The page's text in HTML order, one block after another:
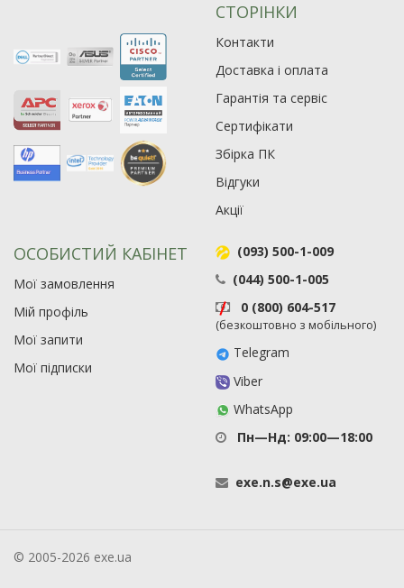
СТОРІНКИ
Контакти
Доставка і оплата
Гарантія та сервіс
Сертифікати
Збірка ПК
Відгуки
Акції
ОСОБИСТИЙ КАБІНЕТ
Мої замовлення
Мій профіль
Мої запити
Мої підписки
(093) 500-1-009
(044) 500-1-005
0 (800) 604-517
(безкоштовно з мобільного)
Telegram
Viber
WhatsApp
Пн—Нд: 09:00—18:00
exe.n.s@exe.ua
© 2005-2026 exe.ua